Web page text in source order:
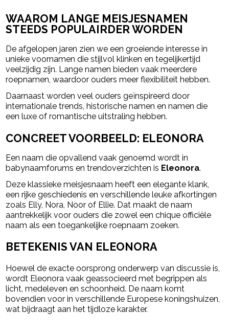
WAAROM LANGE MEISJESNAMEN
STEEDS POPULAIRDER WORDEN
De afgelopen jaren zien we een groeiende interesse in
unieke voornamen die stijlvol klinken en tegelijkertijd
veelzijdig zijn. Lange namen bieden vaak meerdere
roepnamen, waardoor ouders meer flexibiliteit hebben.
Daarnaast worden veel ouders geïnspireerd door
internationale trends, historische namen en namen die
een luxe of romantische uitstraling hebben.
CONCREET VOORBEELD: ELEONORA
Een naam die opvallend vaak genoemd wordt in
babynaamforums en trendoverzichten is Eleonora.
Deze klassieke meisjesnaam heeft een elegante klank,
een rijke geschiedenis en verschillende leuke afkortingen
zoals Elly, Nora, Noor of Ellie. Dat maakt de naam
aantrekkelijk voor ouders die zowel een chique officiële
naam als een toegankelijke roepnaam zoeken.
BETEKENIS VAN ELEONORA
Hoewel de exacte oorsprong onderwerp van discussie is,
wordt Eleonora vaak geassocieerd met begrippen als
licht, medeleven en schoonheid. De naam komt
bovendien voor in verschillende Europese koningshuizen,
wat bijdraagt aan het tijdloze karakter.